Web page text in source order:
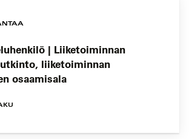
| Liiketoiminnan
liiketoiminnan
osaamisala